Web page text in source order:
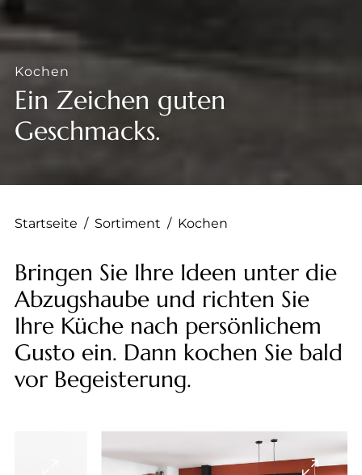
Kochen
Ein Zeichen guten
Geschmacks.
Startseite / Sortiment / Kochen
Bringen Sie Ihre Ideen unter die
Abzugshaube und richten Sie
Ihre Küche nach persönlichem
Gusto ein. Dann kochen Sie bald
vor Begeisterung.